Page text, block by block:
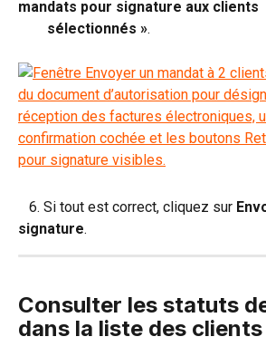
mandats pour signature aux clients
        sélectionnés »
.
   6. Si tout est correct, cliquez sur
signature.
Consulter les statuts
dans la liste des clients